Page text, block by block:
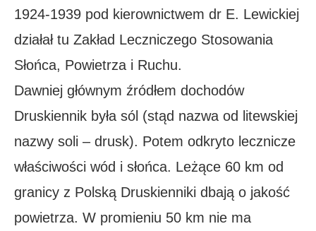
1924-1939 pod kierownictwem dr E. Lewickiej
działał tu Zakład Leczniczego Stosowania
Słońca, Powietrza i Ruchu.
Dawniej głównym źródłem dochodów
Druskiennik była sól (stąd nazwa od litewskiej
nazwy soli – drusk). Potem odkryto lecznicze
właściwości wód i słońca. Leżące 60 km od
granicy z Polską Druskienniki dbają o jakość
powietrza. W promieniu 50 km nie ma